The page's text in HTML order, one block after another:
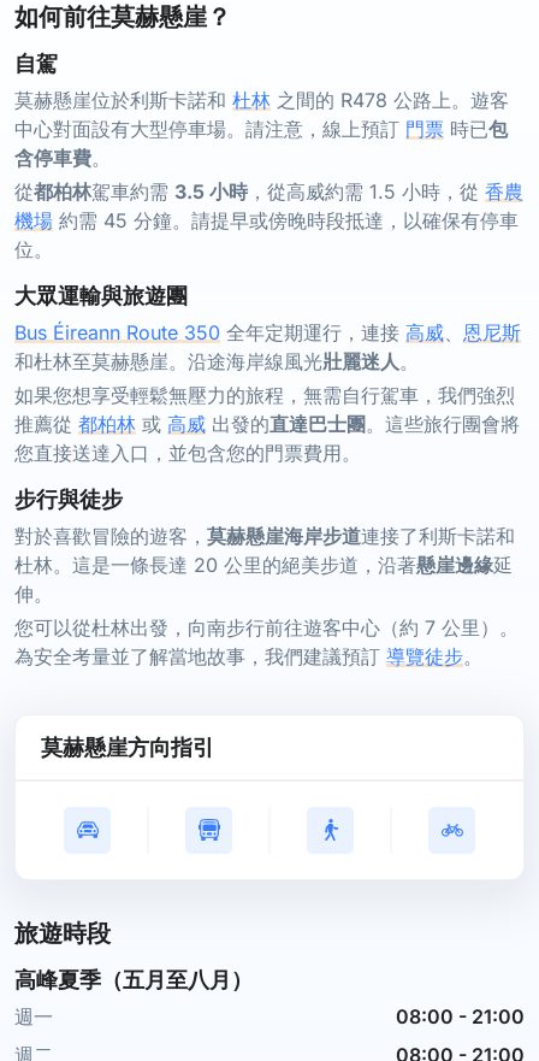
如何前往莫赫懸崖？
自駕
莫赫懸崖位於利斯卡諾和 杜林 之間的 R478 公路上。遊客
中心對面設有大型停車場。請注意，線上預訂 門票 時已包
含停車費。
從都柏林駕車約需 3.5 小時 ，從高威約需 1.5 小時，從 香農
機場 約需 45 分鐘。請提早或傍晚時段抵達，以確保有停車
位。
大眾運輸與旅遊團
Bus Éireann Route 350 全年定期運行，連接 高威、 恩尼斯
和杜林至莫赫懸崖。沿途海岸線風光壯麗迷人。
如果您想享受輕鬆無壓力的旅程，無需自行駕車，我們強烈
推薦從 都柏林 或 高威 出發的直達巴士團。這些旅行團會將
您直接送達入口，並包含您的門票費用。
步行與徒步
對於喜歡冒險的遊客， 莫赫懸崖海岸步道連接了利斯卡諾和
杜林。這是一條長達 20 公里的絕美步道，沿著懸崖邊緣延
伸。
您可以從杜林出發，向南步行前往遊客中心（約 7 公里）。
為安全考量並了解當地故事，我們建議預訂 導覽徒步。
莫赫懸崖方向指引
旅遊時段
高峰夏季（五月至八月）
週一 08:00 - 21:00
週二
08:00 - 21:00